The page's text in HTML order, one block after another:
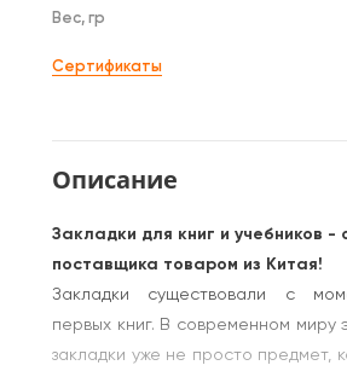
Вес, гр
Сертификаты
Описание
Закладки для книг и учебников -
поставщика товаром из Китая!
Закладки существовали с
первых книг. В современном миру
закладки уже не просто предмет,